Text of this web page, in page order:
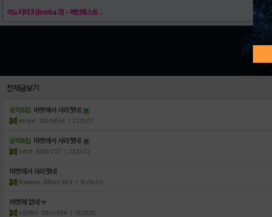
이노티아3 (Inotia 3) - 메인퀘스트 ..
전체글보기
공략&팁 마켓에서 사라졋네
kmajvf 조회수:854 | 22.10.07
공략&팁 마켓에서 사라졋네
mfrcf 조회수:727 | 22.10.02
마켓에서 사라졋네
flowlove 조회수:1,493 | 19.09.05
마켓에 없네 ㅠ
시왕화석 조회수:954 | 18.05.10